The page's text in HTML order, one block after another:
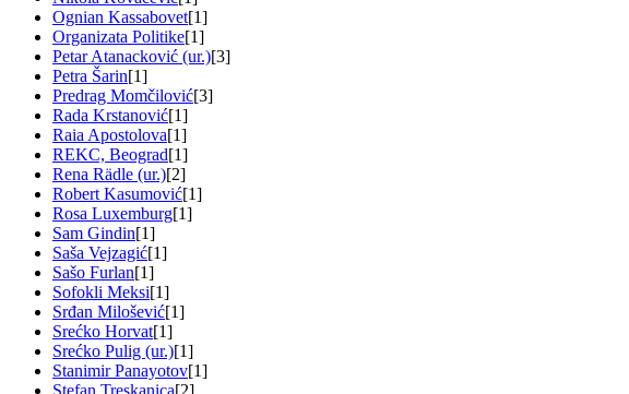
Ognian Kassabovet[1]
Organizata Politike[1]
Petar Atanacković (ur.)[3]
Petra Šarin[1]
Predrag Momčilović[3]
Rada Krstanović[1]
Raia Apostolova[1]
REKC, Beograd[1]
Rena Rädle (ur.)[2]
Robert Kasumović[1]
Rosa Luxemburg[1]
Sam Gindin[1]
Saša Vejzagić[1]
Sašo Furlan[1]
Sofokli Meksi[1]
Srđan Milošević[1]
Srećko Horvat[1]
Srećko Pulig (ur.)[1]
Stanimir Panayotov[1]